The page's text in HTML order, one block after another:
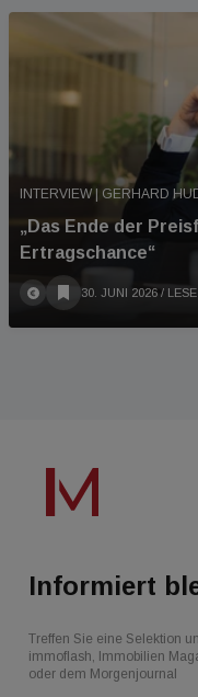
INTERVIEW | GERHARD
„Das Ende der
Ertragschance“
30. JUNI 2026 /
Informiert
Treffen Sie eine Selektion
immoflash, Immobilien
oder dem Morgenjournal